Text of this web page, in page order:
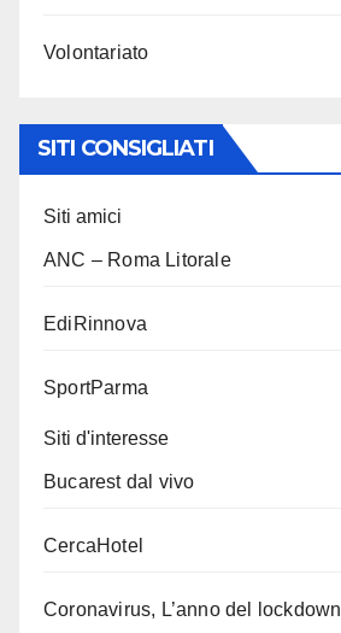
Volontariato
SITI CONSIGLIATI
Siti amici
ANC – Roma Litorale
EdiRinnova
SportParma
Siti d'interesse
Bucarest dal vivo
CercaHotel
Coronavirus, L’anno del lockdown